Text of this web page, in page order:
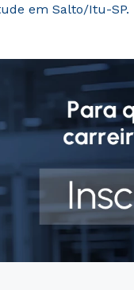
em Salto/Itu-SP.